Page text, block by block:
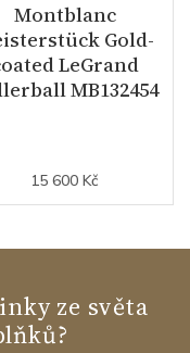
Montblanc
Gold-
LeGrand
MB132454
15 600 Kč
ze světa